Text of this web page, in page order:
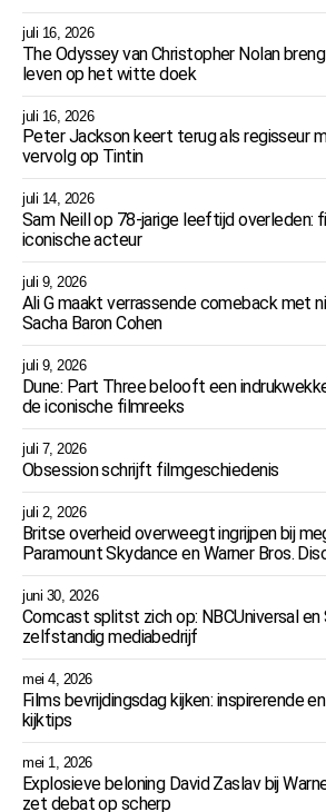
juli 16, 2026
The Odyssey van Christopher Nolan
leven op het witte doek
juli 16, 2026
Peter Jackson keert terug als regisseur
vervolg op Tintin
juli 14, 2026
Sam Neill op 78-jarige leeftijd overleden:
iconische acteur
juli 9, 2026
Ali G maakt verrassende comeback met
Sacha Baron Cohen
juli 9, 2026
Dune: Part Three belooft een
de iconische filmreeks
juli 7, 2026
Obsession schrijft filmgeschiedenis
juli 2, 2026
Britse overheid overweegt ingrijpen bij
Paramount Skydance en Warner Bros.
juni 30, 2026
Comcast splitst zich op: NBCUniversal en
zelfstandig mediabedrijf
mei 4, 2026
Films bevrijdingsdag kijken: inspirerende
kijktips
mei 1, 2026
Explosieve beloning David Zaslav bij
zet debat op scherp